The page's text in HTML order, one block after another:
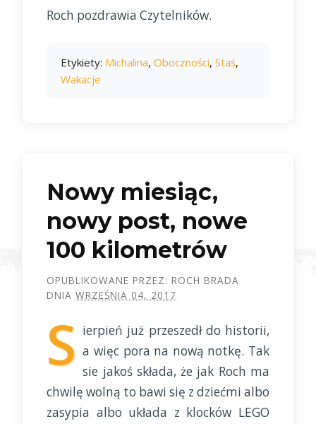
Roch pozdrawia Czytelników.
Etykiety: Michalina, Oboczności, Staś,
Wakacje
Nowy miesiąc,
nowy post, nowe
100 kilometrów
OPUBLIKOWANE PRZEZ: ROCH BRADA
DNIA WRZEŚNIA 04, 2017
S ierpień już przeszedł do historii,
a więc pora na nową notkę. Tak
sie jakoś składa, że jak Roch ma
chwilę wolną to bawi się z dziećmi albo
zasypia albo układa z klocków LEGO